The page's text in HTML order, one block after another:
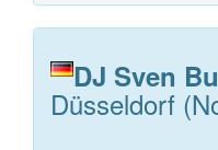
DJ Sven
Düsseldorf